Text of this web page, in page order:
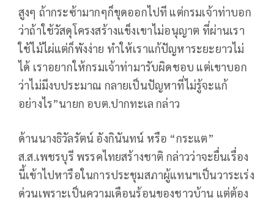
สูงๆ ถ้ากระซ้ามากๆก็ขุดออกไปที แต่กรมเจ้าท่าบอก
ว่าถ้าใช้วัสดุโครงสร้างแข็งเขาไม่อนุญาต ที่ผ่านเรา
ใช้ไม้ไผ่แต่ก็พังง่าย ทำให้เราแก้ปัญหาระยะยาวไม่
ได้ เราอยากให้กรมเจ้าท่ามารับผิดชอบ แต่เขาบอก
ว่าไม่มีงบประมาณ กลายเป็นปัญหาที่ไม่รู้จะแก้
อย่างไร”นายก อบต.ปากทะเล กล่าว
ด้านนางธิวัลรัตน์ อังกินันทน์ หรือ “กระแต”
ส.ส.เพชรบุรี พรรคไทยสร้างชาติ กล่าวว่าจะยื่นเรื่อง
นี้เข้าไปหารือในการประชุมสภาผู้แทนฯเป็นวาระเร่ง
ด่วนเพราะเป็นความเดือนร้อนของชาวบ้าน แต่ต้อง